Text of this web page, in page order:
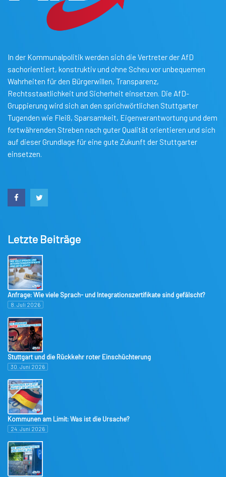
In der Kommunalpolitik werden sich die Vertreter der AfD
sachorientiert, konstruktiv und ohne Scheu vor unbequemen
Wahrheiten für den Bürgerwillen, Transparenz,
Rechtsstaatlichkeit und Sicherheit einsetzen. Die AfD-
Gruppierung wird sich an den sprichwörtlichen Stuttgarter
Tugenden wie Fleiß, Sparsamkeit, Eigenverantwortung und dem
fortwährenden Streben nach guter Qualität orientieren und sich
auf dieser Grundlage für eine gute Zukunft der Stuttgarter
einsetzen.
Letzte Beiträge
Anfrage: Wie viele Sprach- und Integrationszertifikate sind gefälscht?
8. Juli 2026
Stuttgart und die Rückkehr roter Einschüchterung
30. Juni 2026
Kommunen am Limit: Was ist die Ursache?
24. Juni 2026